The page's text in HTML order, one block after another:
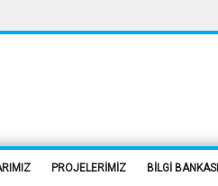
PROJELERİMİZ BİLGİ BANKASI